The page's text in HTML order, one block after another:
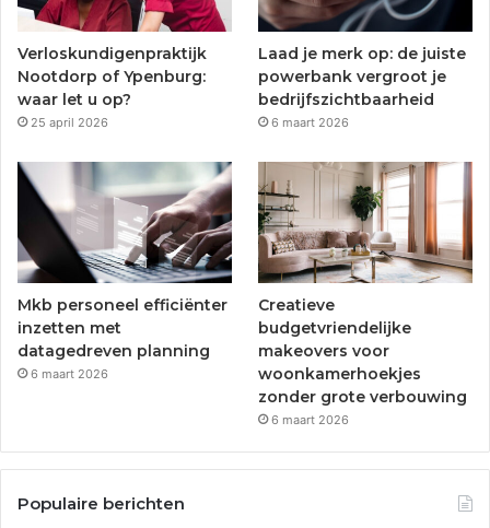
Verloskundigenpraktijk
Nootdorp of Ypenburg:
waar let u op?
25 april 2026
Laad je merk op: de juiste
powerbank vergroot je
bedrijfszichtbaarheid
6 maart 2026
Mkb personeel efficiënter
inzetten met
datagedreven planning
6 maart 2026
Creatieve
budgetvriendelijke
makeovers voor
woonkamerhoekjes
zonder grote verbouwing
6 maart 2026
Populaire berichten